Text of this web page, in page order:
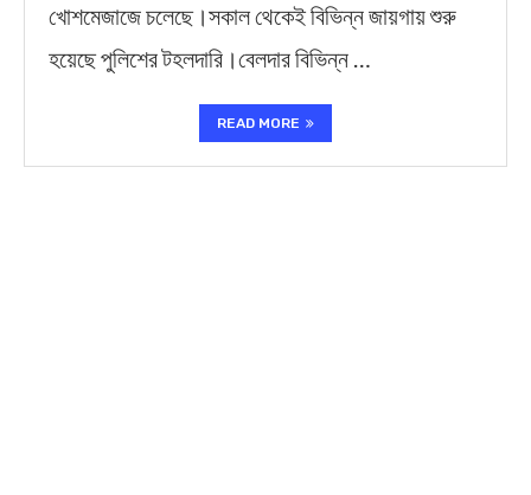
খোশমেজাজে চলেছে।সকাল থেকেই বিভিন্ন জায়গায় শুরু
হয়েছে পুলিশের টহলদারি।বেলদার বিভিন্ন …
READ MORE